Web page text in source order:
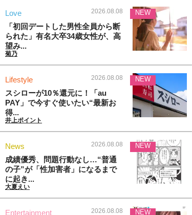
Love 2026.08.08
「初回デートした男性全員から断
られた」有名大卒34歳女性が、高
望み...
菊乃
NEW
Lifestyle 2026.08.08
スシローが10％還元に！「au
PAY」で今すぐ使いたい“最新お
得...
井上ポイント
NEW
News 2026.08.08
成績優秀、問題行動なし…“普通
の子”が「性加害者」になるまで
に起き...
大夏えい
NEW
Entertainment 2026.08.08 NEW